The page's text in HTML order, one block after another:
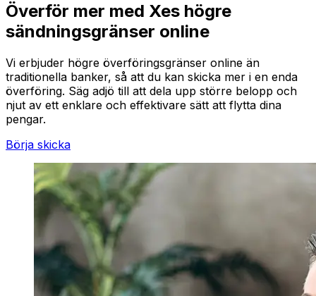
Överför mer med Xes högre
sändningsgränser online
Vi erbjuder högre överföringsgränser online än
traditionella banker, så att du kan skicka mer i en enda
överföring. Säg adjö till att dela upp större belopp och
njut av ett enklare och effektivare sätt att flytta dina
pengar.
Börja skicka